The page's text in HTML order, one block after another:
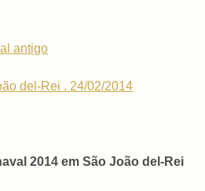
antigo
del-Rei . 24/02/2014
2014 em São João del-Rei